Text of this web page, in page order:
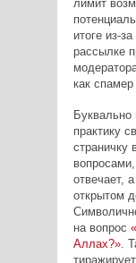
лимит
итоге из-
рассылке
как спамер
практику
страничку
отвечает,
открытом
на вопрос
Аллах?».